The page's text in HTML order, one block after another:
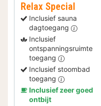
Relax Special
Inclusief sauna
dagtoegang
Inclusief
ontspanningsruimte
toegang
Inclusief stoombad
toegang
Inclusief zeer goed
ontbijt